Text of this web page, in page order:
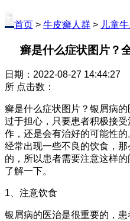
首页 > 牛皮癣人群 > 儿童
癣是什么症状图片？
日期：2022-08-27
所 点击数：
癣是什么症状图片？银屑病
过于担心，只要患者积极接
作，还是会有治好的可能性
经常出现一些不良的饮食，
的，所以患者需要注意这样
了解一下。
1、注意饮食
银屑病的医治是很重要的，